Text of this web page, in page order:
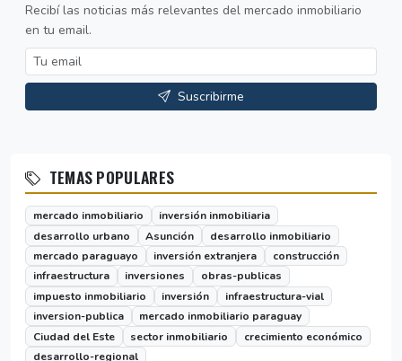
Recibí las noticias más relevantes del mercado inmobiliario
en tu email.
Suscribirme
TEMAS POPULARES
mercado inmobiliario
inversión inmobiliaria
desarrollo urbano
Asunción
desarrollo inmobiliario
mercado paraguayo
inversión extranjera
construcción
infraestructura
inversiones
obras-publicas
impuesto inmobiliario
inversión
infraestructura-vial
inversion-publica
mercado inmobiliario paraguay
Ciudad del Este
sector inmobiliario
crecimiento económico
desarrollo-regional